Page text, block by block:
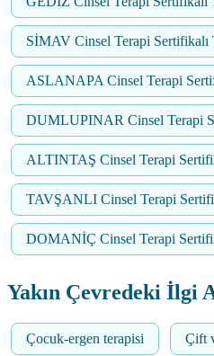
SİMAV Cinsel Terapi Sertifikalı
ASLANAPA Cinsel Terapi
DUMLUPINAR Cinsel Terapi
ALTINTAŞ Cinsel Terapi
TAVŞANLI Cinsel Terapi
DOMANİÇ Cinsel Terapi
Yakın Çevredeki İlgi
Çocuk-ergen terapisi Çift